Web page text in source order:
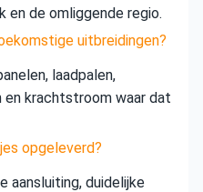
en de omliggende regio.
uitbreidingen?
laadpalen,
krachtstroom waar dat
opgeleverd?
aansluiting, duidelijke